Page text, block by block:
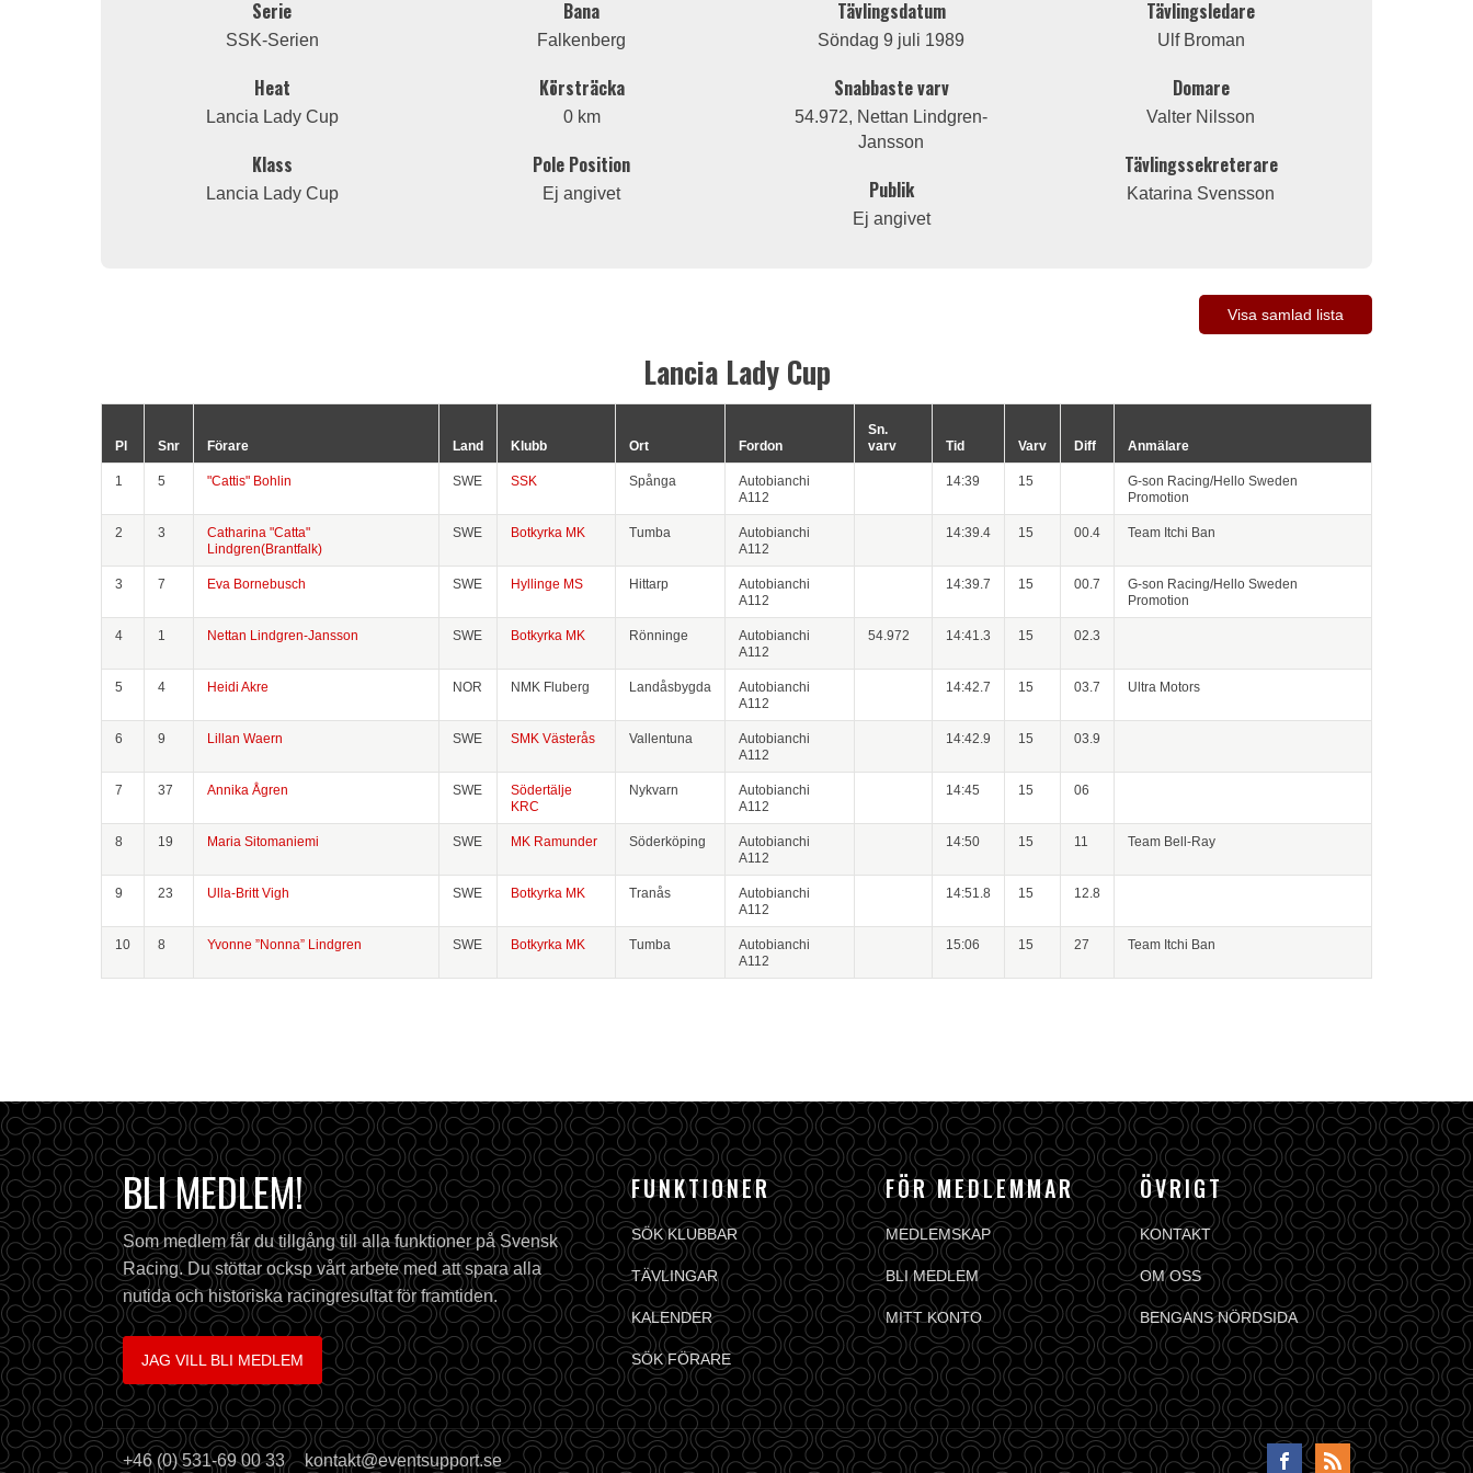
Serie
SSK-Serien
Heat
Lancia Lady Cup
Klass
Lancia Lady Cup
Bana
Falkenberg
Körsträcka
0 km
Pole Position
Ej angivet
Tävlingsdatum
Söndag 9 juli 1989
Snabbaste varv
54.972, Nettan Lindgren-
Jansson
Publik
Ej angivet
Tävlingsledare
Ulf Broman
Domare
Valter Nilsson
Tävlingssekreterare
Katarina Svensson
Visa samlad lista
Lancia Lady Cup
Pl Snr Förare Land Klubb Ort Fordon
Sn.
varv
Tid Varv Diff Anmälare
1 5 "Cattis" Bohlin SWE SSK Spånga
Autobianchi
A112
14:39 15
G-son Racing/Hello Sweden
Promotion
2 3
Catharina "Catta"
Lindgren(Brantfalk)
SWE Botkyrka MK Tumba
Autobianchi
A112
14:39.4 15 00.4 Team Itchi Ban
3 7 Eva Bornebusch SWE Hyllinge MS Hittarp
Autobianchi
A112
14:39.7 15 00.7
G-son Racing/Hello Sweden
Promotion
4 1 Nettan Lindgren-Jansson SWE Botkyrka MK Rönninge
Autobianchi
A112
54.972 14:41.3 15 02.3
5 4 Heidi Akre NOR NMK Fluberg Landåsbygda
Autobianchi
A112
14:42.7 15 03.7 Ultra Motors
6 9 Lillan Waern SWE SMK Västerås Vallentuna
Autobianchi
A112
14:42.9 15 03.9
7 37 Annika Ågren SWE
Södertälje
KRC
Nykvarn
Autobianchi
A112
14:45 15 06
8 19 Maria Sitomaniemi SWE MK Ramunder Söderköping
Autobianchi
A112
14:50 15 11 Team Bell-Ray
9 23 Ulla-Britt Vigh SWE Botkyrka MK Tranås
Autobianchi
A112
14:51.8 15 12.8
10 8 Yvonne ”Nonna” Lindgren SWE Botkyrka MK Tumba
Autobianchi
A112
15:06 15 27 Team Itchi Ban
BLI MEDLEM!
Som medlem får du tillgång till alla funktioner på Svensk
Racing. Du stöttar ocksp vårt arbete med att spara alla
nutida och historiska racingresultat för framtiden.
JAG VILL BLI MEDLEM
FUNKTIONER
SÖK KLUBBAR
TÄVLINGAR
KALENDER
SÖK FÖRARE
FÖR MEDLEMMAR
MEDLEMSKAP
BLI MEDLEM
MITT KONTO
ÖVRIGT
KONTAKT
OM OSS
BENGANS NÖRDSIDA
+46 (0) 531-69 00 33 kontakt@eventsupport.se